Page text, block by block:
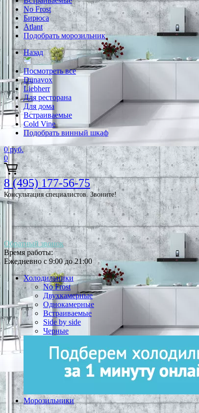
No Frost
Бирюса
Atlant
Подобрать морозильник
Назад
Посмотреть все
Dunavox
Liebherr
Для ресторана
Для дома
Встраиваемые
Cold Vine
Подобрать винный шкаф
0 руб.
0
8 (495) 177-56-75
Консультация специалистов. Звоните!
Обратный звонок
Время работы:
Ежедневно с 9:00 до 21:00
Холодильники
No Frost
Двухкамерные
Однокамерные
Встраиваемые
Side by side
Черные
Морозильники